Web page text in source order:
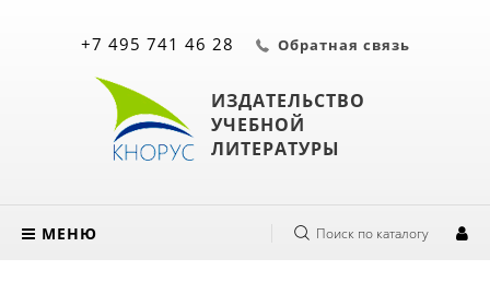
ИЗДАТЕЛЬСТВО
УЧЕБНОЙ
ЛИТЕРАТУРЫ
+7 495 741 46 28 Обратная связь
МЕНЮ Поиск по каталогу